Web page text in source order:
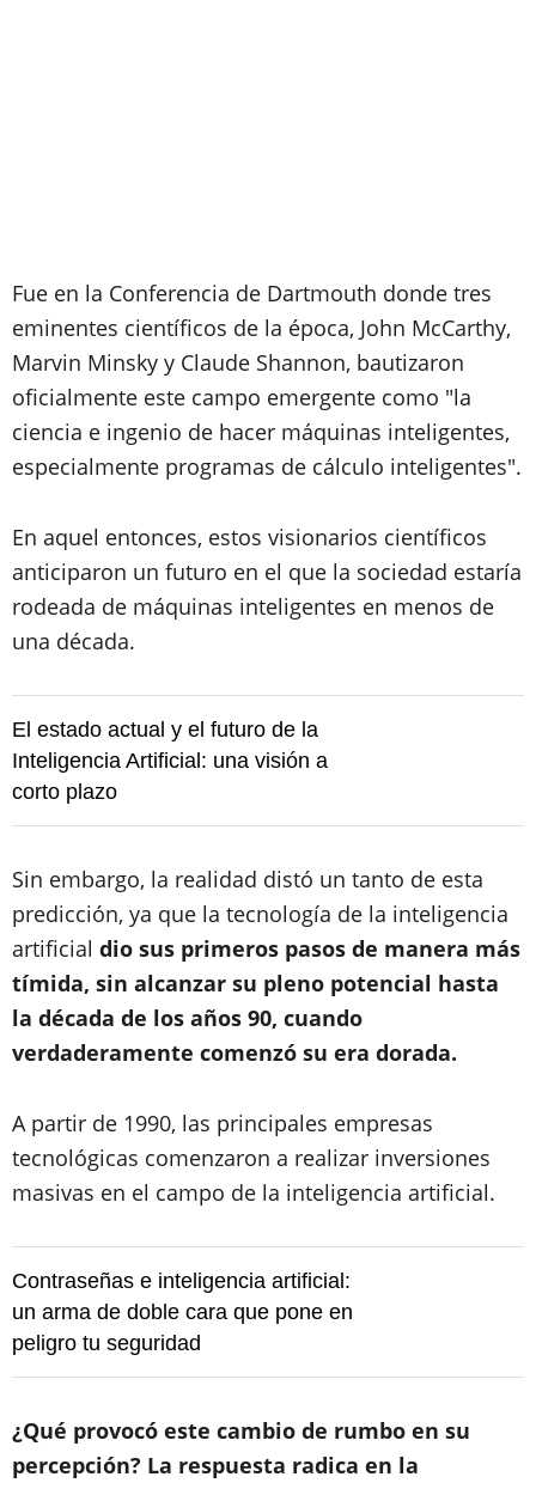
Fue en la Conferencia de Dartmouth donde tres
eminentes científicos de la época, John McCarthy,
Marvin Minsky y Claude Shannon, bautizaron
oficialmente este campo emergente como "la
ciencia e ingenio de hacer máquinas inteligentes,
especialmente programas de cálculo inteligentes".
En aquel entonces, estos visionarios científicos
anticiparon un futuro en el que la sociedad estaría
rodeada de máquinas inteligentes en menos de
una década.
El estado actual y el futuro de la
Inteligencia Artificial: una visión a
corto plazo
Sin embargo, la realidad distó un tanto de esta
predicción, ya que la tecnología de la inteligencia
artificial dio sus primeros pasos de manera más
tímida, sin alcanzar su pleno potencial hasta
la década de los años 90, cuando
verdaderamente comenzó su era dorada.
A partir de 1990, las principales empresas
tecnológicas comenzaron a realizar inversiones
masivas en el campo de la inteligencia artificial.
Contraseñas e inteligencia artificial:
un arma de doble cara que pone en
peligro tu seguridad
¿Qué provocó este cambio de rumbo en su
percepción? La respuesta radica en la